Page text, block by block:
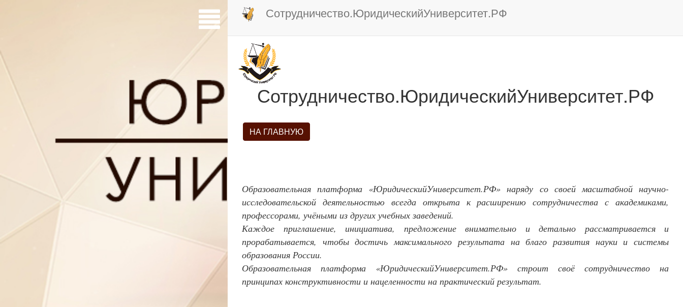
Сотрудничество.ЮридическийУниверситет.РФ
Сотрудничество.ЮридическийУниверситет.РФ
НА ГЛАВНУЮ
Образовательная платформа «ЮридическийУниверситет.РФ» наряду со своей масштабной научно-
исследовательской деятельностью всегда открыта к расширению сотрудничества с академиками,
профессорами, учёными из других учебных заведений.
Каждое приглашение, инициатива, предложение внимательно и детально рассматривается и
прорабатывается, чтобы достичь максимального результата на благо развития науки и системы
образования России.
Образовательная платформа «ЮридическийУниверситет.РФ» строит своё сотрудничество на
принципах конструктивности и нацеленности на практический результат.